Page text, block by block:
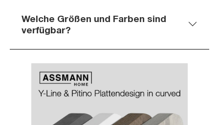
Welche Größen und Farben sind
verfügbar?